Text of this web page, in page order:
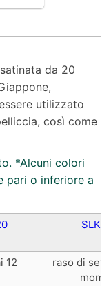
da 20
utilizzato
così come
*Alcuni colori
pari o inferiore a
12
raso di